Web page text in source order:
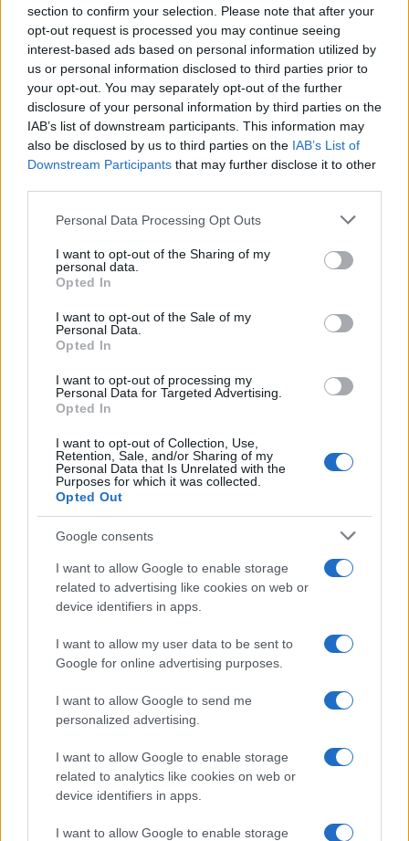
section to confirm your selection. Please note that after your
opt-out request is processed you may continue seeing
interest-based ads based on personal information utilized by
us or personal information disclosed to third parties prior to
your opt-out. You may separately opt-out of the further
disclosure of your personal information by third parties on the
IAB’s list of downstream participants. This information may
also be disclosed by us to third parties on the IAB’s List of
Downstream Participants that may further disclose it to other
Please note that this website/app uses one or more Google
not limited to your visit or usage behaviour. You may click to
grant or deny consent to Google and its third-party tags to
use your data for below specified purposes in below Google
consent section.
Personal Data Processing Opt Outs
I want to opt-out of the Sharing of my
personal data.
Opted In
I want to opt-out of the Sale of my
Personal Data.
Opted In
I want to opt-out of processing my
Personal Data for Targeted Advertising.
Opted In
I want to opt-out of Collection, Use,
Retention, Sale, and/or Sharing of my
Personal Data that Is Unrelated with the
Purposes for which it was collected.
Opted Out
Google consents
I want to allow Google to enable storage
related to advertising like cookies on web or
device identifiers in apps.
I want to allow my user data to be sent to
Google for online advertising purposes.
I want to allow Google to send me
personalized advertising.
I want to allow Google to enable storage
related to analytics like cookies on web or
device identifiers in apps.
I want to allow Google to enable storage
ad un appuntamento romantico
Matteo Pellegrino · 9 Ago 2026
BELLEZZA
Come il face icing può trasformare la tua routine di
bellezza
Cristian Castiglioni · 9 Ago 2026
BELLEZZA